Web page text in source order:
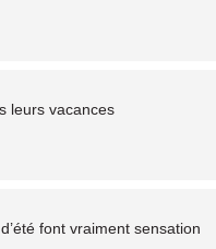
leurs vacances
font vraiment sensation